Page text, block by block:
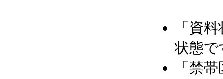
「資
状態で
「禁